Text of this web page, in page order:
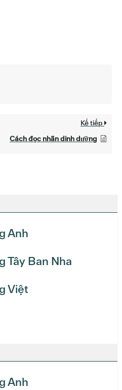
Anh
Tây Ban Nha
Việt
Anh
Kế tiếp
Cách đọc nhãn dinh dưỡng